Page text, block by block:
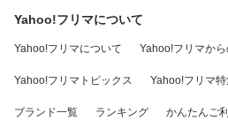
Yahoo!フリマについて
Yahoo!フリマについて Yahoo!フリマか
Yahoo!フリマトピックス Yahoo!フリマ
ブランド一覧 ランキング かんたんご